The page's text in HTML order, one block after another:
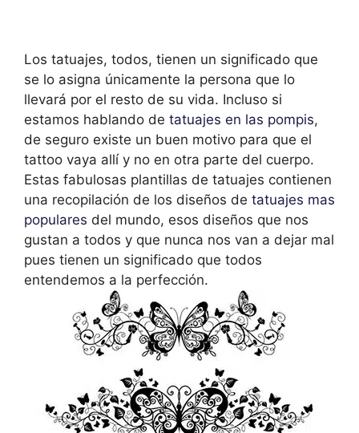
Los tatuajes, todos, tienen un significado que
se lo asigna únicamente la persona que lo
llevará por el resto de su vida. Incluso si
estamos hablando de tatuajes en las pompis,
de seguro existe un buen motivo para que el
tattoo vaya allí y no en otra parte del cuerpo.
Estas fabulosas plantillas de tatuajes contienen
una recopilación de los diseños de tatuajes mas
populares del mundo, esos diseños que nos
gustan a todos y que nunca nos van a dejar mal
pues tienen un significado que todos
entendemos a la perfección.